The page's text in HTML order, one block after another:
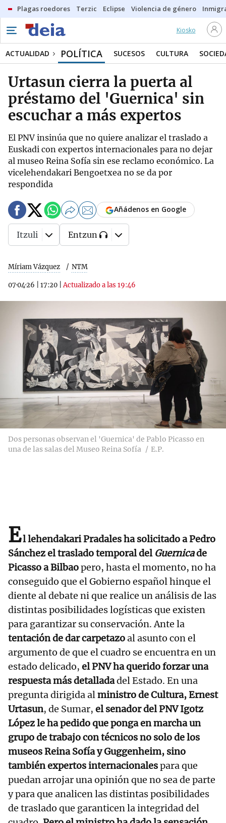
Plagas roedores Terzic Eclipse Violencia de género
Kiosko
ACTUALIDAD POLÍTICA SUCESOS CULTURA
Urtasun cierra la puerta al
préstamo del 'Guernica' sin
escuchar a más expertos
El PNV insinúa que no quiere analizar el traslado a
Euskadi con expertos internacionales para no dejar
al museo Reina Sofía sin ese reclamo económico. La
vicelehendakari Bengoetxea no se da por
respondida
Míriam Vázquez NTM
07·04·26 17:20 |Actualizado a las 19:46
Añádenos en Google
Itzuli Entzun
Dos personas observan el 'Guernica' de Pablo Picasso en
una de las salas del Museo Reina Sofía
E.P.
El lehendakari Pradales ha solicitado a Pedro
Sánchez el traslado temporal del Guernicade
Picasso a Bilbaopero, hasta el momento, no ha
conseguido que el Gobierno español hinque el
diente al debate ni que realice un análisis de las
distintas posibilidades logísticas que existen
para garantizar su conservación. Ante la
tentación de dar carpetazoal asunto con el
argumento de que el cuadro se encuentra en un
estado delicado, el PNV ha querido forzar una
respuesta más detalladadel Estado. En una
pregunta dirigida alministro de Cultura, Ernest
Urtasun, de Sumar, el senador del PNV Igotz
López le ha pedido que ponga en marcha un
grupo de trabajo con técnicos no solo de los
museos Reina Sofía y Guggenheim, sino
también expertos internacionalespara que
puedan arrojar una opinión que no sea de parte
y para que analicen las distintas posibilidades
de traslado que garanticen la integridad del